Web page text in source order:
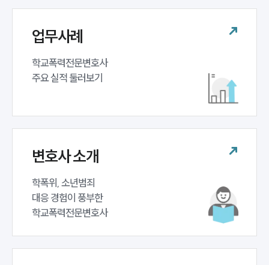
업무사례
학교폭력전문변호사
주요 실적 둘러보기
변호사 소개
학폭위, 소년범죄
대응 경험이 풍부한
학교폭력전문변호사